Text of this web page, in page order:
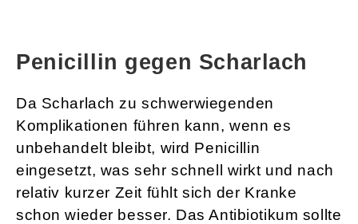
Penicillin gegen Scharlach
Da Scharlach zu schwerwiegenden
Komplikationen führen kann, wenn es
unbehandelt bleibt, wird Penicillin
eingesetzt, was sehr schnell wirkt und nach
relativ kurzer Zeit fühlt sich der Kranke
schon wieder besser. Das Antibiotikum sollte